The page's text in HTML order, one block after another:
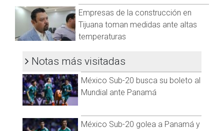
Whatsapp:@CadenaNoticias|
Empresas de la construcción en
Tijuana toman medidas ante altas
temperaturas
Notas más visitadas
México Sub-20 busca su boleto al
Mundial ante Panamá
México Sub-20 golea a Panamá y